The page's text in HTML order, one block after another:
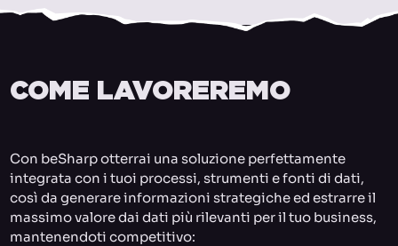
COME LAVOREREMO
Con beSharp otterrai una soluzione perfettamente
integrata con i tuoi processi, strumenti e fonti di dati,
così da generare informazioni strategiche ed estrarre il
massimo valore dai dati più rilevanti per il tuo business,
mantenendoti competitivo: